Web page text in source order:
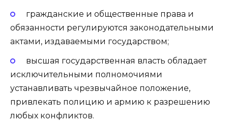
гражданские и общественные права и
обязанности регулируются законодательными
актами, издаваемыми государством;
высшая государственная власть обладает
исключительными полномочиями
устанавливать чрезвычайное положение,
привлекать полицию и армию к разрешению
любых конфликтов.